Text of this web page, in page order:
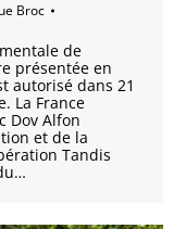
Broc
de
présentée en
autorisé dans 21
La France
Dov Alfon
et de la
Tandis